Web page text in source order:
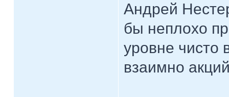
Андрей
бы неплохо
уровне чисто
взаимно